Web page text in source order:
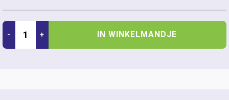
- + IN WINKELMANDJE